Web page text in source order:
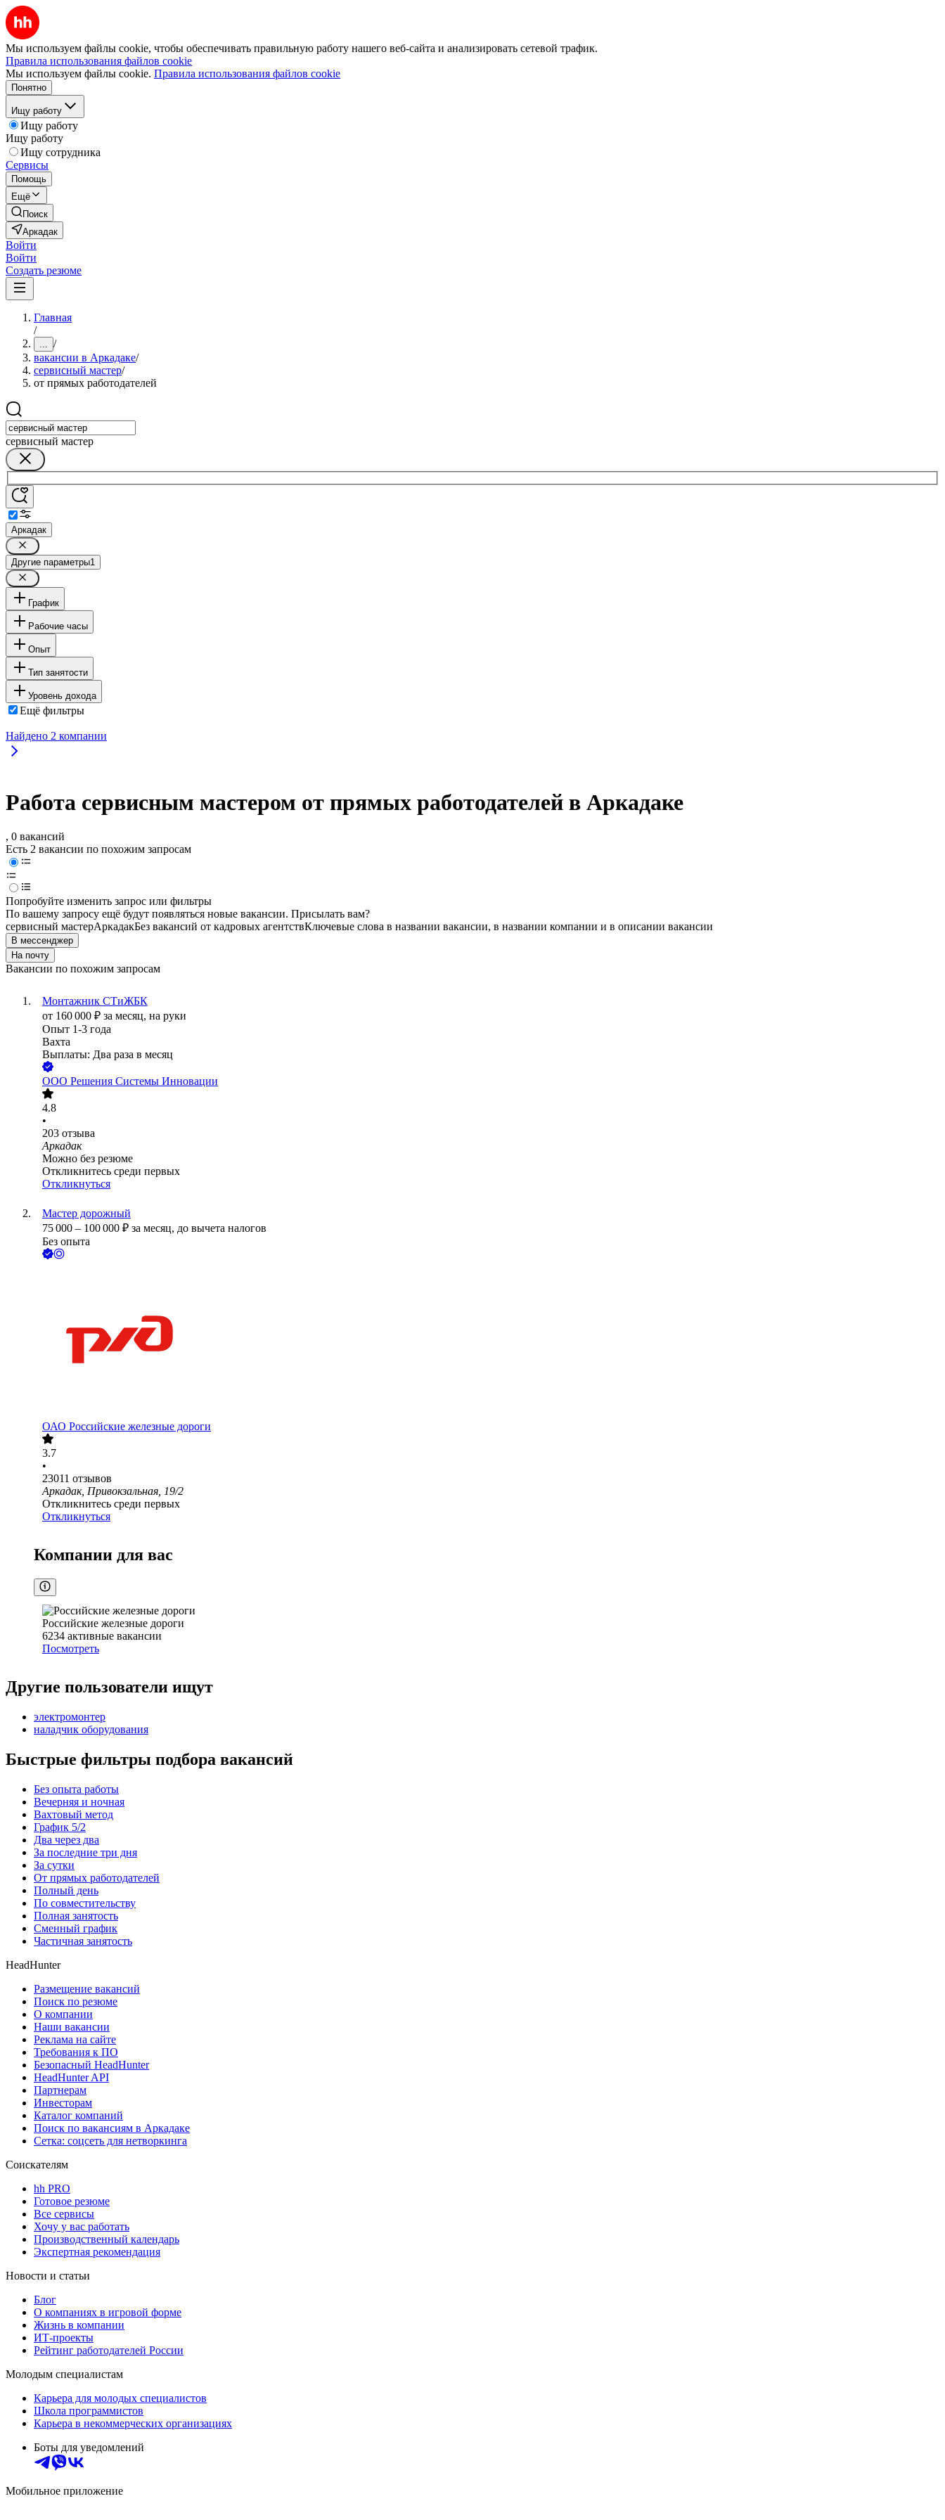
Мы используем файлы cookie, чтобы обеспечивать правильную работу нашего веб-сайта и анализировать сетевой трафик.
Правила использования файлов cookie
Мы используем файлы cookie. Правила использования файлов cookie
Понятно
Ищу работу
Ищу работу
Ищу работу
Ищу сотрудника
Сервисы
Помощь
Ещё
Поиск
Аркадак
Войти
Войти
Создать резюме
Главная
/
... /
вакансии в Аркадаке/
сервисный мастер/
от прямых работодателей
сервисный мастер
Аркадак
Другие параметры1
График
Рабочие часы
Опыт
Тип занятости
Уровень дохода
Ещё фильтры
Найдено 2 компании
Работа сервисным мастером от прямых работодателей в Аркадаке
, 0 вакансий
Есть 2 вакансии по похожим запросам
Попробуйте изменить запрос или фильтры
По вашему запросу ещё будут появляться новые вакансии. Присылать вам?
сервисный мастерАркадакБез вакансий от кадровых агентствКлючевые слова в названии вакансии, в названии компании и в описании вакансии
В мессенджер
На почту
Вакансии по похожим запросам
Монтажник СТиЖБК
от 160 000 ₽ за месяц, на руки
Опыт 1-3 года
Вахта
Выплаты: Два раза в месяц
ООО Решения Системы Инновации
4.8
•
203 отзыва
Аркадак
Можно без резюме
Откликнитесь среди первых
Откликнуться
Мастер дорожный
75 000 – 100 000 ₽ за месяц, до вычета налогов
Без опыта
ОАО Российские железные дороги
3.7
•
23011 отзывов
Аркадак, Привокзальная, 19/2
Откликнитесь среди первых
Откликнуться
Компании для вас
Российские железные дороги
6234 активные вакансии
Посмотреть
Другие пользователи ищут
электромонтер
наладчик оборудования
Быстрые фильтры подбора вакансий
Без опыта работы
Вечерняя и ночная
Вахтовый метод
График 5/2
Два через два
За последние три дня
За сутки
От прямых работодателей
Полный день
По совместительству
Полная занятость
Сменный график
Частичная занятость
HeadHunter
Размещение вакансий
Поиск по резюме
О компании
Наши вакансии
Реклама на сайте
Требования к ПО
Безопасный HeadHunter
HeadHunter API
Партнерам
Инвесторам
Каталог компаний
Поиск по вакансиям в Аркадаке
Сетка: соцсеть для нетворкинга
Соискателям
hh PRO
Готовое резюме
Все сервисы
Хочу у вас работать
Производственный календарь
Экспертная рекомендация
Новости и статьи
Блог
О компаниях в игровой форме
Жизнь в компании
ИТ-проекты
Рейтинг работодателей России
Молодым специалистам
Карьера для молодых специалистов
Школа программистов
Карьера в некоммерческих организациях
Боты для уведомлений
Мобильное приложение